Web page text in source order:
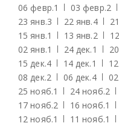
06 февр.1 03 февр.2
23 янв.3 22 янв.4
15 янв.1 13 янв.2
02 янв.1 24 дек.1
15 дек.4 14 дек.1
08 дек.2 06 дек.4
25 нояб.1 24 нояб.2
17 нояб.2 16 нояб.1
12 нояб.1 11 нояб.1